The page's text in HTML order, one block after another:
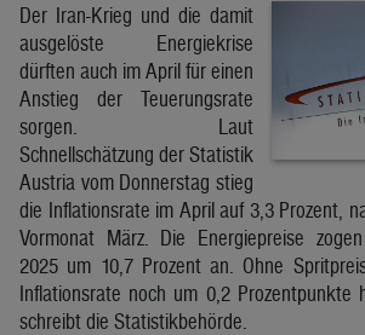
Der Iran-Krieg und die damit
ausgelöste Energiekrise
dürften auch im April für einen
Anstieg der Teuerungsrate
sorgen. Laut
Schnellschätzung der Statistik
Austria vom Donnerstag stieg
die Inflationsrate im April auf 3,3 Prozent,
Vormonat März. Die Energiepreise
2025 um 10,7 Prozent an. Ohne
Inflationsrate noch um 0,2 Prozentpunkte
schreibt die Statistikbehörde.